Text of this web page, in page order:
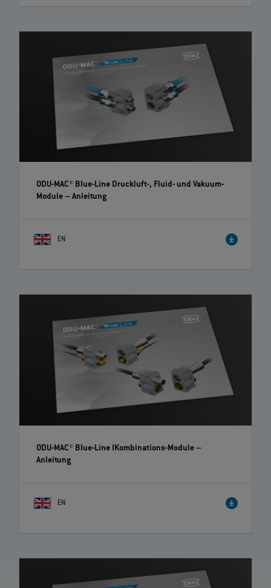
ODU-MAC® Blue-Line Druckluft-, Fluid- und Vakuum-
Module– Anleitung
EN
ODU-MAC® Blue-Line IKombinations-Module–
Anleitung
EN